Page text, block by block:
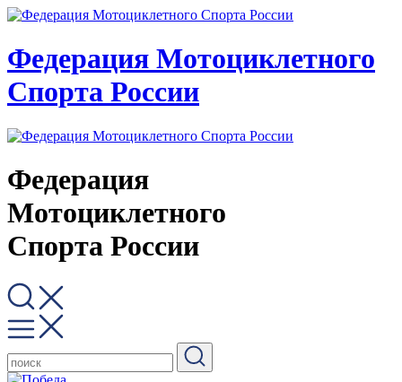
Федерация Мотоциклетного
Спорта России
Федерация
Мотоциклетного
Спорта России